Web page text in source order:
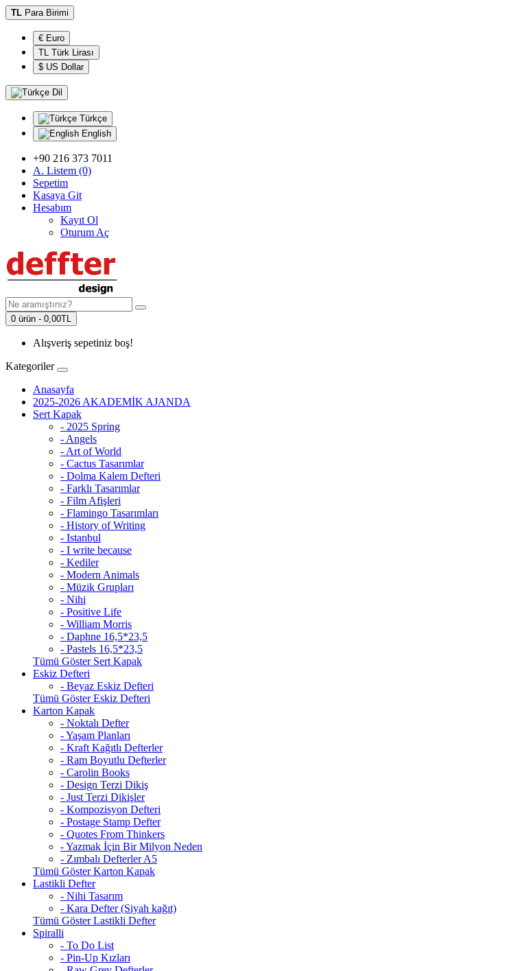
TL Para Birimi
€ Euro
TL Türk Lirası
$ US Dollar
Dil
Türkçe
English
+90 216 373 7011
A. Listem (0)
Sepetim
Kasaya Git
Hesabım
Kayıt Ol
Oturum Aç
0 ürün - 0,00TL
Alışveriş sepetiniz boş!
Kategoriler
Anasayfa
2025-2026 AKADEMİK AJANDA
Sert Kapak
- 2025 Spring
- Angels
- Art of World
- Cactus Tasarımlar
- Dolma Kalem Defteri
- Farklı Tasarımlar
- Film Afişleri
- Flamingo Tasarımları
- History of Writing
- Istanbul
- I write because
- Kediler
- Modern Animals
- Müzik Grupları
- Nihi
- Positive Life
- William Morris
- Daphne 16,5*23,5
- Pastels 16,5*23,5
Tümü Göster Sert Kapak
Eskiz Defteri
- Beyaz Eskiz Defteri
Tümü Göster Eskiz Defteri
Karton Kapak
- Noktalı Defter
- Yaşam Planları
- Kraft Kağıtlı Defterler
- Ram Boyutlu Defterler
- Carolin Books
- Design Terzi Dikiş
- Just Terzi Dikişler
- Kompozisyon Defteri
- Postage Stamp Defter
- Quotes From Thinkers
- Yazmak İçin Bir Milyon Neden
- Zımbalı Defterler A5
Tümü Göster Karton Kapak
Lastikli Defter
- Nihi Tasarım
- Kara Defter (Siyah kağıt)
Tümü Göster Lastikli Defter
Spiralli
- To Do List
- Pin-Up Kızları